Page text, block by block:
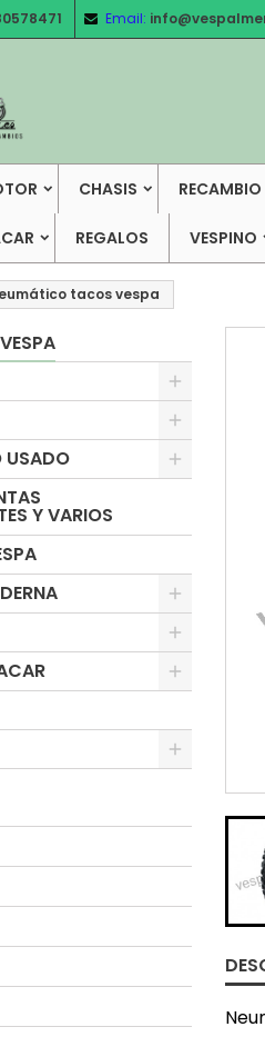
Email:
CHASIS
REGALOS VESPINO
tacos vespa
USADO
Y VARIOS